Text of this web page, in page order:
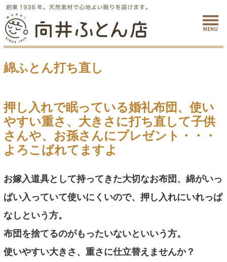
綿ふとん打ち直し
押し入れで眠っている婚礼布団、使い
やすい重さ、大きさに打ち直して子供
さんや、お孫さんにプレゼント・・・
よろこばれてますよ
お嫁入道具として持ってきた大切なお布団、綿がいっ
ぱい入っていて使いにくいので、押し入れにいれっぱ
なしという方。
布団を捨てるのがもったいないといいう方。
使いやすい大きさ、重さに仕立替えませんか？